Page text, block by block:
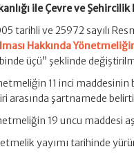
ile Çevre ve Şehircilik
tarihli ve 25972 sayılı
Hakkında
üçü” şeklinde
11 inci maddesinin
arasında şartnamede
19 uncu maddesi
yayımı tarihinde